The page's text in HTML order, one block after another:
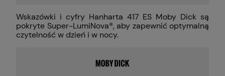
Wskazówki i cyfry Hanharta 417 ES Moby Dick są
pokryte Super-LumiNova®, aby zapewnić optymalną
czytelność w dzień i w nocy.